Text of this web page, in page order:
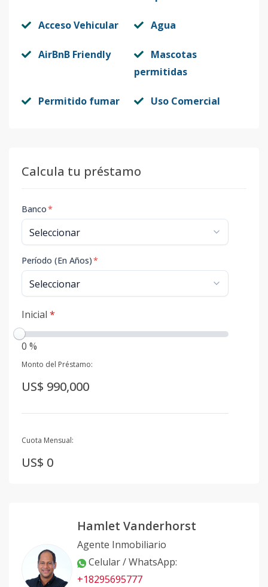
Acceso Vehicular Agua
AirBnB Friendly
Mascotas
permitidas
Permitido fumar Uso Comercial
Calcula tu préstamo
Banco*
Período (En Años)*
Inicial *
0 %
Monto del Préstamo:
US$ 990,000
Cuota Mensual:
US$ 0
Hamlet Vanderhorst
Agente Inmobiliario
Celular / WhatsApp:
+18295695777